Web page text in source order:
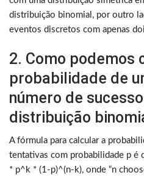
distribuição binomial, por outro
eventos discretos com apenas
2. Como podemos
probabilidade de
número de
distribuição
A fórmula para calcular a
tentativas com probabilidade p é
* p^k * (1-p)^(n-k), onde “n